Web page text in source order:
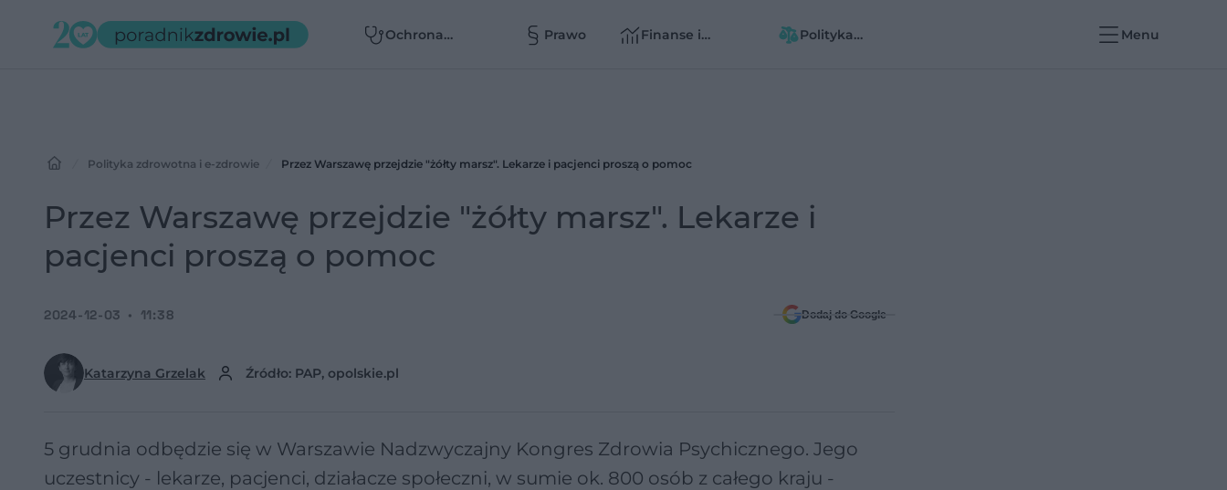
Ochrona
Prawo
Finanse i
Polityka
Menu
Polityka zdrowotna i e-zdrowie Przez Warszawę przejdzie "żółty marsz". Lekarze i pacjenci proszą o pomoc
Przez Warszawę przejdzie "żółty marsz". Lekarze i
pacjenci proszą o pomoc
Katarzyna Grzelak Źródło: PAP, opolskie.pl
2024-12-03 11:38 Dodaj do Google
5 grudnia odbędzie się w Warszawie Nadzwyczajny Kongres Zdrowia Psychicznego. Jego
uczestnicy - lekarze, pacjenci, działacze społeczni, w sumie ok. 800 osób z całego kraju -